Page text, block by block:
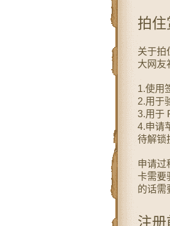
拍住
关于拍
大网友
1.使用
2.用于
3.用于
4.申请
待解
申请过
卡需要
的话需
注册